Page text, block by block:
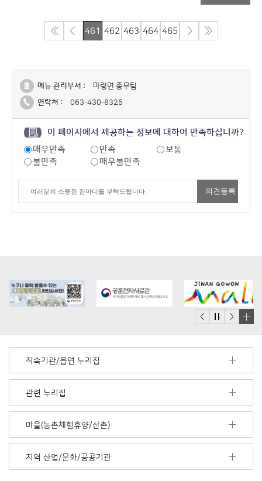
461 462 463 464 465
메뉴 관리부서 :
마령면 총무팀
연락처 :
063-430-8325
이 페이지에서 제공하는 정보에 대하여 만족하십니까?
매우만족
만족
보통
불만족
매우불만족
더
기
직속기관/읍면 누리집
관련 누리집
마을(농촌체험휴양/산촌)
지역 산업/문화/공공기관